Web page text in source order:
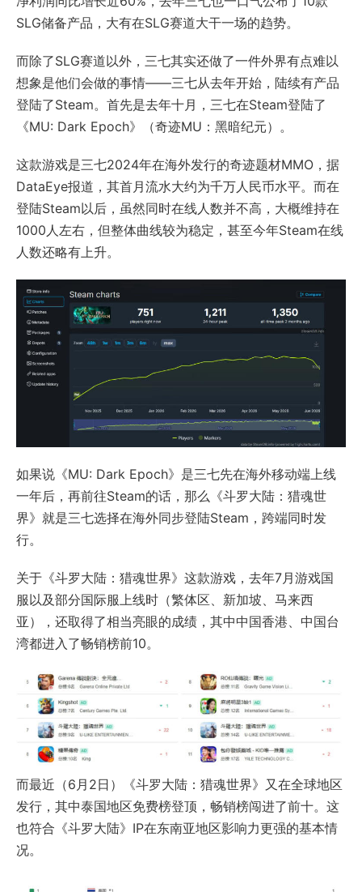
SLG储备产品，大有在SLG赛道大干一场的趋势。
而除了SLG赛道以外，三七其实还做了一件外界有点难以
想象是他们会做的事情——三七从去年开始，陆续有产品
登陆了Steam。首先是去年十月，三七在Steam登陆了
《MU: Dark Epoch》（奇迹MU：黑暗纪元）。
这款游戏是三七2024年在海外发行的奇迹题材MMO，据
DataEye报道，其首月流水大约为千万人民币水平。而在
登陆Steam以后，虽然同时在线人数并不高，大概维持在
1000人左右，但整体曲线较为稳定，甚至今年Steam在线
人数还略有上升。
如果说《MU: Dark Epoch》是三七先在海外移动端上线
一年后，再前往Steam的话，那么《斗罗大陆：猎魂世
界》就是三七选择在海外同步登陆Steam，跨端同时发
行。
关于《斗罗大陆：猎魂世界》这款游戏，去年7月游戏国
服以及部分国际服上线时（繁体区、新加坡、马来西
亚），还取得了相当亮眼的成绩，其中中国香港、中国台
湾都进入了畅销榜前10。
而最近（6月2日）《斗罗大陆：猎魂世界》又在全球地区
发行，其中泰国地区免费榜登顶，畅销榜闯进了前十。这
也符合 《斗罗大陆》 IP在东南亚地区影响力更强的基本情
况。